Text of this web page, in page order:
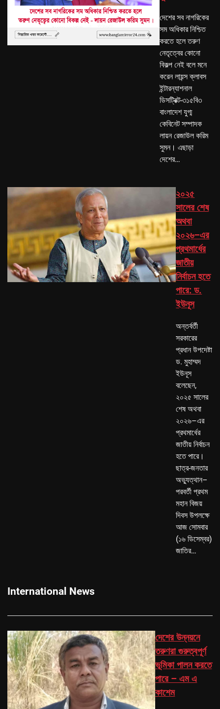
দেশের সব নাগরিকের
সম অধিকার নিশ্চিত
করতে হলে তরুণ
নেতৃত্বের কোনো
বিকল্প নেই বলে মনে
করেন লায়ন্স ক্লাবস
ইন্টারন্যাশনাল
ডিসট্রিক্ট-৩১৫বি৩
বাংলাদেশ যুগ্ম
কেবিনেট সম্পাদক
লায়ন রেজাউল করিম
সুমন। এছাড়া
দেশের…
২০২৫
সালের শেষ
অথবা
২০২৬–এর
প্রথমার্ধের
জাতীয়
নির্বাচন হতে
পারে: ড.
ইউনূস
অন্তর্বর্তী
সরকারের
প্রধান উপদেষ্টা
ড. মুহাম্মদ
ইউনূস
বলেছেন,
২০২৫ সালের
শেষ অথবা
২০২৬–এর
প্রথমার্ধের
জাতীয় নির্বাচন
হতে পারে।
ছাত্র-জনতার
অভ্যুত্থান–
পরবর্তী প্রথম
মহান বিজয়
দিবস উপলক্ষে
আজ সোমবার
(১৬ ডিসেম্বর)
জাতির…
International News
দেশের উন্নয়নে
তরুণরা গুরুত্বপূর্ণ
ভূমিকা পালন করতে
পারে – এম এ
কাশেম